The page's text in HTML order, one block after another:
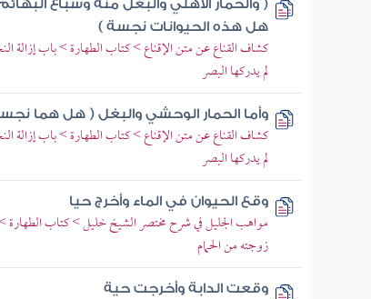
( والحمار الأهلي والبغل منه وسباع
هل هذه الحيوانات نجسة )
كشاف القناع عن متن الإقناع > كتاب الطهارة > باب إزالة
لم يدركها البصر
وأما الحمار الوحشي والبغل ( هل هما
كشاف القناع عن متن الإقناع > كتاب الطهارة > باب إزالة
لم يدركها البصر
وقع الحيوان في الماء وأخرج حيا
مواهب الجليل في شرح مختصر الشيخ خليل > كتاب
زوجته من الحمام
وقعت الدابة وأخرجت حية